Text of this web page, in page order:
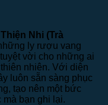
Nhi (Trà
ly rượu vang
vời cho những ai
nhiên. Với diện
luôn sẵn sàng phục
tạo nên một bức
mà bạn ghi lại.